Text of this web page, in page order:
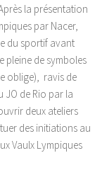
la présentation
par Nacer,
du sportif avant
pleine de symboles
oblige), ravis de
JO de Rio par la
deux ateliers
des initiations au
Vaulx Lympiques